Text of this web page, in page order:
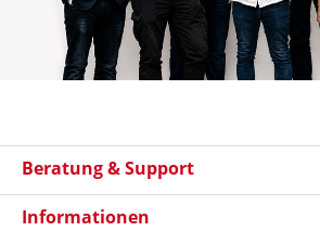
Beratung & Support
Informationen